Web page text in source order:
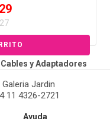
Cables y Adaptadores
Jardin
11 4326-2721
Ayuda